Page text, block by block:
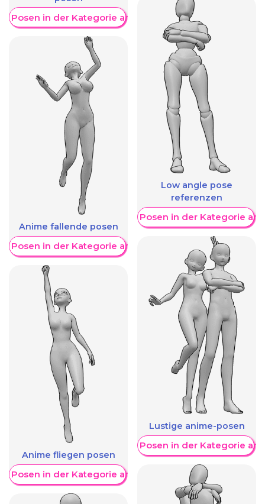
Posen in der Kategorie anzeigen
Anime fallende posen
Posen in der Kategorie anzeigen
Anime fliegen posen
Posen in der Kategorie anzeigen
Low angle pose
referenzen
Weitere Posen in der Kategorie
Lustige anime-posen
Weitere Posen in der Kategorie